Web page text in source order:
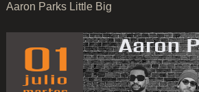
Aaron Parks Little Big